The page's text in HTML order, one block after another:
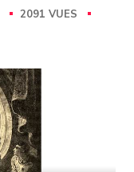
2091 VUES